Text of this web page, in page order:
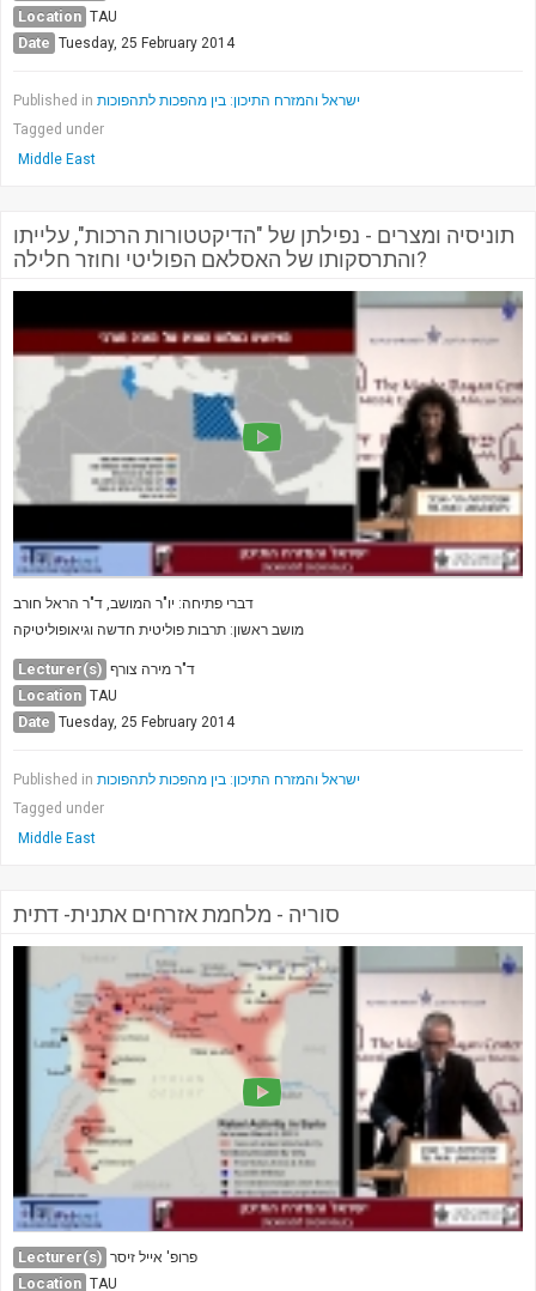
Location TAU
Date Tuesday, 25 February 2014
Published in ישראל והמזרח התיכון: בין מהפכות לתהפוכות
Tagged under
Middle East
תוניסיה ומצרים - נפילתן של "הדיקטטורות הרכות", עלייתו
והתרסקותו של האסלאם הפוליטי וחוזר חלילה?
דברי פתיחה: יו"ר המושב, ד"ר הראל חורב
מושב ראשון: תרבות פוליטית חדשה וגיאופוליטיקה
Lecturer(s) ד"ר מירה צורף
Location TAU
Date Tuesday, 25 February 2014
Published in ישראל והמזרח התיכון: בין מהפכות לתהפוכות
Tagged under
Middle East
סוריה - מלחמת אזרחים אתנית- דתית
Lecturer(s) פרופ' אייל זיסר
Location TAU